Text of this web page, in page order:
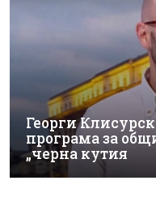
Георги
програма за
„черна кутия